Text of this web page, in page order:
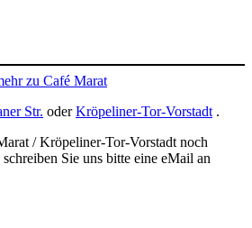
zu Café Marat
Str. oderKröpeliner-Tor-Vorstadt .
/ Kröpeliner-Tor-Vorstadt noch
Sie uns bitte eine eMail an